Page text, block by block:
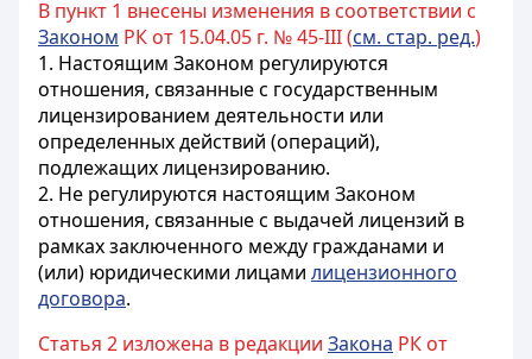
В пункт 1 внесены изменения в соответствии с
Законом РК от 15.04.05 г. № 45-III (см. стар. ред.)
1. Настоящим Законом регулируются
отношения, связанные с государственным
лицензированием деятельности или
определенных действий (операций),
подлежащих лицензированию.
2. Не регулируются настоящим Законом
отношения, связанные с выдачей лицензий в
рамках заключенного между гражданами и
(или) юридическими лицами лицензионного
договора.
Статья 2 изложена в редакции Закона РК от